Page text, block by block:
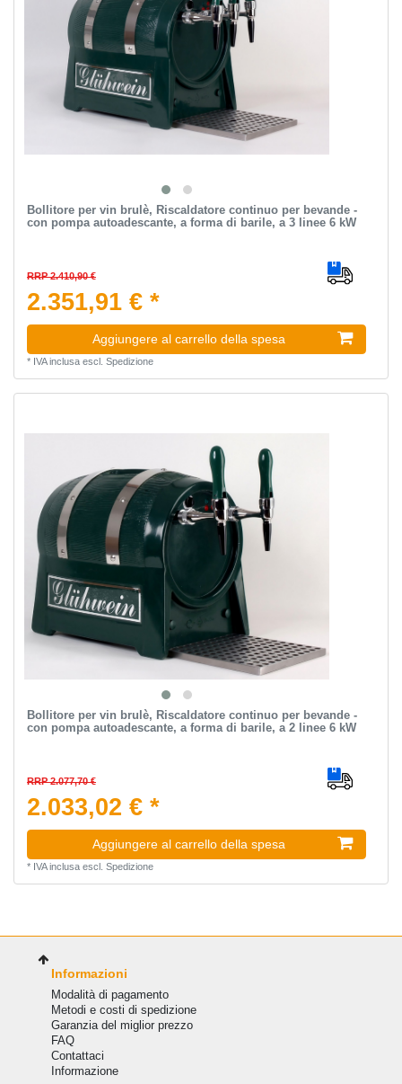
Bollitore per vin brulè, Riscaldatore continuo per bevande -
con pompa autoadescante, a forma di barile, a 3 linee 6 kW
RRP 2.410,90 €
2.351,91 € *
Aggiungere al carrello della spesa
* IVA inclusaescl. Spedizione
Bollitore per vin brulè, Riscaldatore continuo per bevande -
con pompa autoadescante, a forma di barile, a 2 linee 6 kW
RRP 2.077,70 €
2.033,02 € *
Aggiungere al carrello della spesa
* IVA inclusaescl. Spedizione
Informazioni
Modalità di pagamento
Metodi e costi di spedizione
Garanzia del miglior prezzo
FAQ
Сontattaci
Informazione